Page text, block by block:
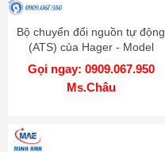
Bộ chuyển đổi nguồn tự động
(ATS) của Hager - Model
HIB425
Gọi ngay: 0909.067.950
Ms.Châu